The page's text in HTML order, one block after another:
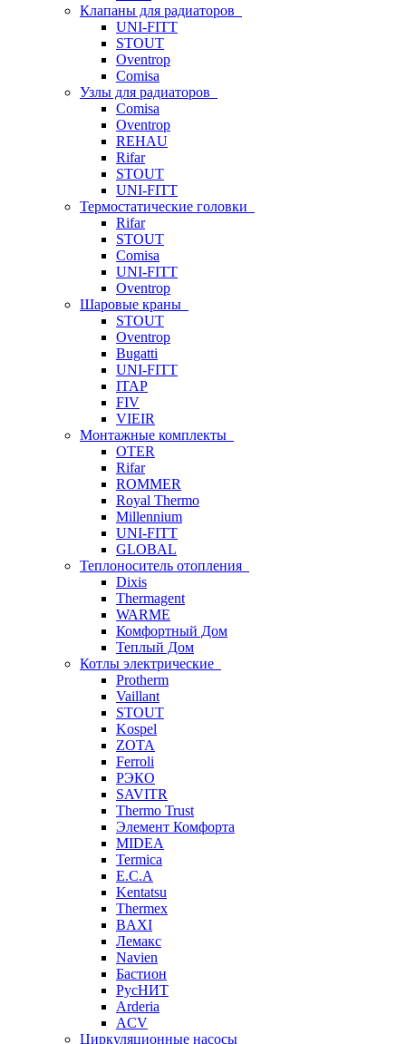
Клапаны для радиаторов
UNI-FITT
STOUT
Oventrop
Comisa
Узлы для радиаторов
Comisa
Oventrop
REHAU
Rifar
STOUT
UNI-FITT
Термостатические головки
Rifar
STOUT
Comisa
UNI-FITT
Oventrop
Шаровые краны
STOUT
Oventrop
Bugatti
UNI-FITT
ITAP
FIV
VIEIR
Монтажные комплекты
OTER
Rifar
ROMMER
Royal Thermo
Millennium
UNI-FITT
GLOBAL
Теплоноситель отопления
Dixis
Thermagent
WARME
Комфортный Дом
Теплый Дом
Котлы электрические
Protherm
Vaillant
STOUT
Kospel
ZOTA
Ferroli
РЭКО
SAVITR
Thermo Trust
Элемент Комфорта
MIDEA
Termica
E.C.A
Kentatsu
Thermex
BAXI
Лемакс
Navien
Бастион
РусНИТ
Arderia
ACV
Циркуляционные насосы